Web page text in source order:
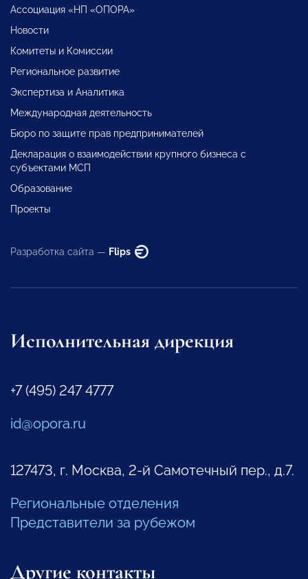
Ассоциация «НП «ОПОРА»
Новости
Комитеты и Комиссии
Региональное развитие
Экспертиза и Аналитика
Международная деятельность
Бюро по защите прав предпринимателей
Декларация о взаимодействии крупного бизнеса с
субъектами МСП
Образование
Проекты
Разработка сайта — Flips
Исполнительная дирекция
+7 (495) 247 4777
id@opora.ru
127473, г. Москва, 2-й Самотечный пер., д.7.
Региональные отделения
Представители за рубежом
Другие контакты